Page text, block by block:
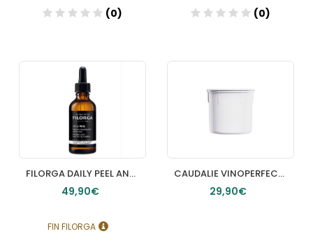
(0)
Añadir
(0)
FILORGA DAILY PEEL ANTI MANCHAS SERUM 50 ML
49,90€
FIN FILORGA
CAUDALIE VINOPERFECT CREMA DE NOCHE RECARGA CAUDALIE 50 ML
29,90€